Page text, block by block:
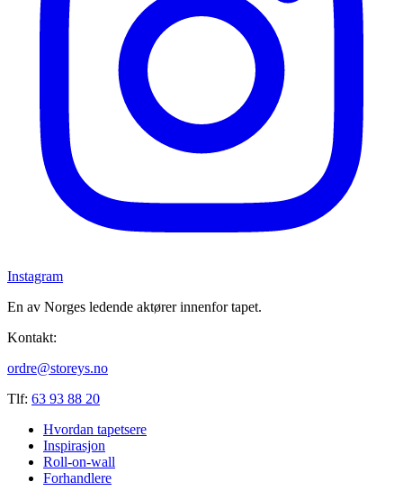
Instagram
En av Norges ledende aktører innenfor tapet.
Kontakt:
ordre@storeys.no
Tlf: 63 93 88 20
Hvordan tapetsere
Inspirasjon
Roll-on-wall
Forhandlere